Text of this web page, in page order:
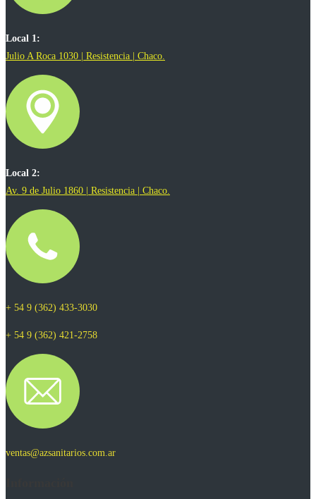
Local 1:
Julio A Roca 1030 | Resistencia | Chaco.
Local 2:
Av. 9 de Julio 1860 | Resistencia | Chaco.
+ 54 9 (362) 433-3030
+ 54 9 (362) 421-2758
ventas@azsanitarios.com.ar